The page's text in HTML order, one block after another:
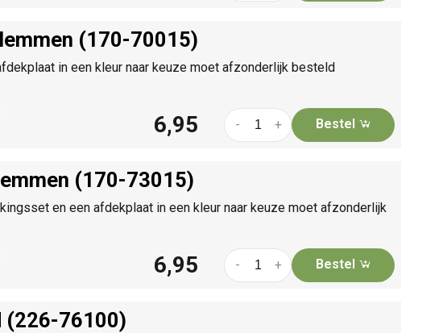
(170-70015)
in een kleur naar keuze moet afzonderlijk besteld
6,95 +
- Bestel
(170-73015)
en een afdekplaat in een kleur naar keuze moet afzonderlijk
6,95 +
- Bestel
(226-76100)